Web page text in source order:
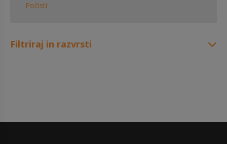
Počisti
Filtriraj in razvrsti